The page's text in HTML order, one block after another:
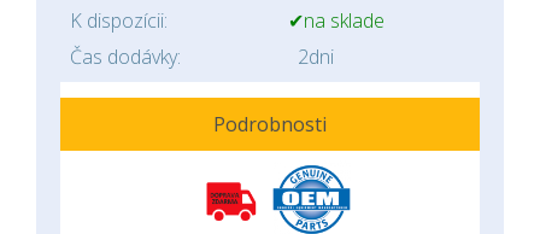
K dispozícii:
✔na sklade
Čas dodávky:
2dni
Podrobnosti